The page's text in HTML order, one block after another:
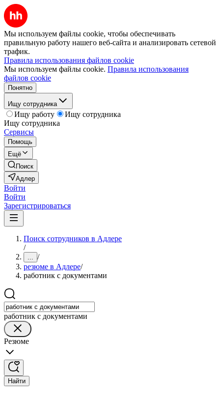
Мы используем файлы cookie, чтобы обеспечивать
правильную работу нашего веб-сайта и анализировать сетевой
трафик.
Правила использования файлов cookie
Мы используем файлы cookie. Правила использования
файлов cookie
Понятно
Ищу сотрудника
Ищу работу
Ищу сотрудника
Ищу сотрудника
Сервисы
Помощь
Ещё
Поиск
Адлер
Войти
Войти
Зарегистрироваться
Поиск сотрудников в Адлере
/
... /
резюме в Адлере/
работник с документами
работник с документами
Резюме
Найти